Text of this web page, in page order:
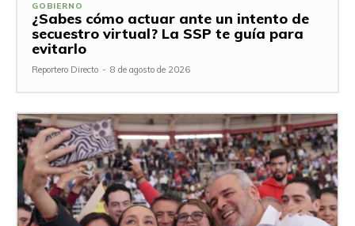
GOBIERNO
¿Sabes cómo actuar ante un intento de
secuestro virtual? La SSP te guía para
evitarlo
Reportero Directo - 8 de agosto de 2026